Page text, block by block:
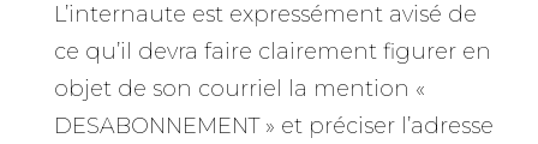
L’internaute est expressément avisé de
ce qu’il devra faire clairement figurer en
objet de son courriel la mention «
DESABONNEMENT » et préciser l’adresse